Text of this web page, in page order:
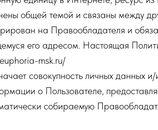
общей темой и связаны между
на Правообладателя и
его адресом. Настоящая
msk.ru/
совокупность личных данных и/
о Пользователе,
собираемую